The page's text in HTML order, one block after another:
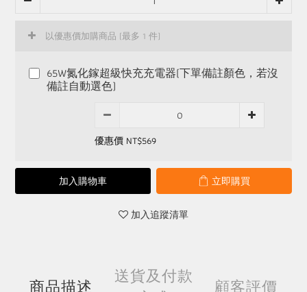
以優惠價加購商品 (最多 1 件)
65W氮化鎵超級快充充電器(下單備註顏色，若沒
備註自動選色)
優惠價 NT$569
加入購物車 立即購買
加入追蹤清單
商品描述
送貨及付款
顧客評價